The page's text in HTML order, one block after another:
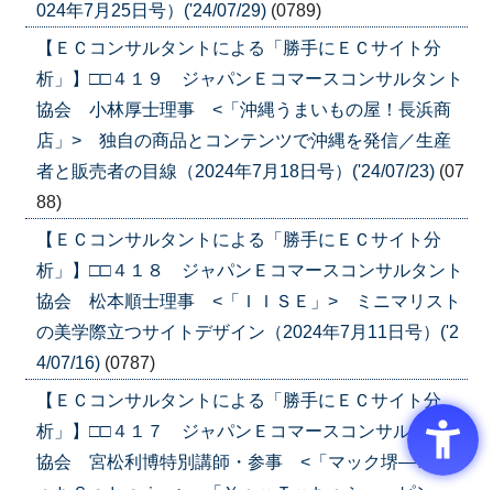
024年7月25日号）('24/07/29) (0789)
【ＥＣコンサルタントによる「勝手にＥＣサイト分
析」】□□４１９ ジャパンＥコマースコンサルタント
協会 小林厚士理事 <「沖縄うまいもの屋！長浜商
店」> 独自の商品とコンテンツで沖縄を発信／生産
者と販売者の目線（2024年7月18日号）('24/07/23) (07
88)
【ＥＣコンサルタントによる「勝手にＥＣサイト分
析」】□□４１８ ジャパンＥコマースコンサルタント
協会 松本順士理事 <「ＩＩＳＥ」> ミニマリスト
の美学際立つサイトデザイン（2024年7月11日号）('2
4/07/16) (0787)
【ＥＣコンサルタントによる「勝手にＥＣサイト分
析」】□□４１７ ジャパンＥコマースコンサルタント
協会 宮松利博特別講師・参事 <「マック堺―Ｍａ